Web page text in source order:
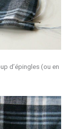
d’épingles (ou en